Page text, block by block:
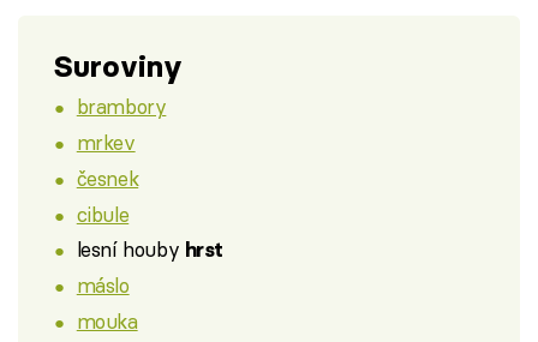
Suroviny
brambory
mrkev
česnek
cibule
lesní houby hrst
máslo
mouka